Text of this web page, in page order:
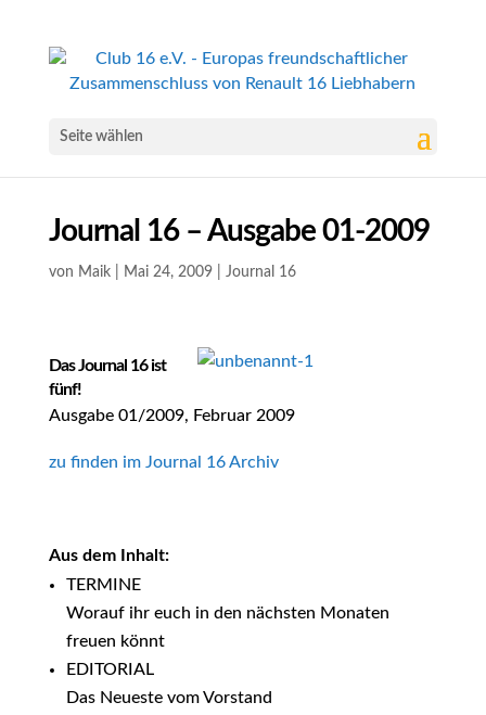
Seite wählen
Journal 16 – Ausgabe 01-2009
von Maik| Mai 24, 2009| Journal 16
Das Journal 16 ist
fünf!
Ausgabe 01/2009, Februar 2009
zu finden im Journal 16 Archiv
Aus dem Inhalt:
TERMINE
Worauf ihr euch in den nächsten Monaten
freuen könnt
EDITORIAL
Das Neueste vom Vorstand